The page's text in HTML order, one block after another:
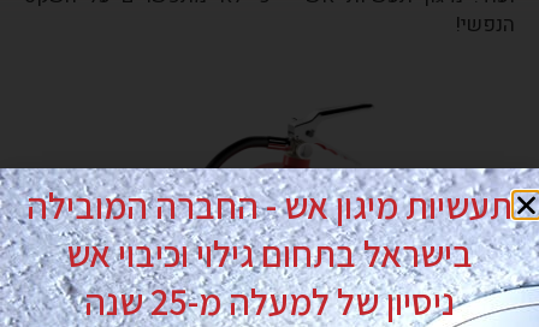
הנפשי!
תעשיות מיגון אש - החברה המובילה
בישראל בתחום גילוי וכיבוי אש
ניסיון של למעלה מ-25 שנה